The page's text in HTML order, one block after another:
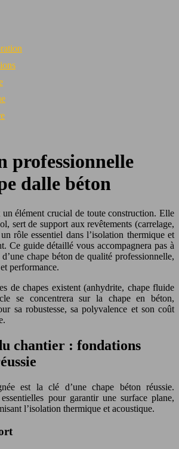
professionnelle
dalle béton
un élément crucial de toute construction. Elle
sert de support aux revêtements (carrelage,
rôle essentiel dans l’isolation thermique et
Ce guide détaillé vous accompagnera pas à
chape béton de qualité professionnelle,
performance.
de chapes existent (anhydrite, chape fluide
se concentrera sur la chape en béton,
sa robustesse, sa polyvalence et son coût
chantier : fondations
est la clé d’une chape béton réussie.
pour garantir une surface plane,
l’isolation thermique et acoustique.